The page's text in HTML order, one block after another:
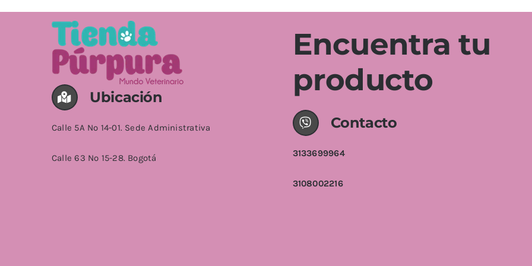
Ubicación
Calle 5A No 14-01. Sede Administrativa
Calle 63 No 15-28. Bogotá
Encuentra tu
producto
Contacto
3133699964
3108002216